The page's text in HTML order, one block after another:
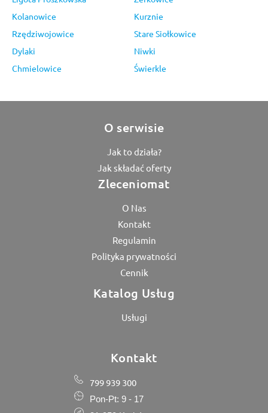
Kolanowice
Kurznie
Rzędziwojowice
Stare Siołkowice
Dylaki
Niwki
Chmielowice
Świerkle
O serwisie
Jak to działa?
Jak składać oferty
Zleceniomat
O Nas
Kontakt
Regulamin
Polityka prywatności
Cennik
Katalog Usług
Usługi
Kontakt
799 939 300
Pon-Pt: 9 - 17